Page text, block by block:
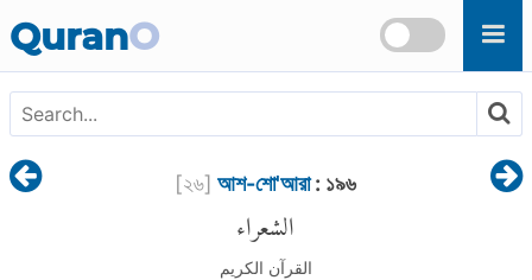
QuranO
[২৬] আশ-শো'আরা: ১৯৬
الشعراء
القرآن الكريم